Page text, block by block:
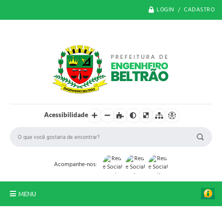
LOGIN / CADASTRO
Acessibilidade
Acompanhe-nos:
MENU